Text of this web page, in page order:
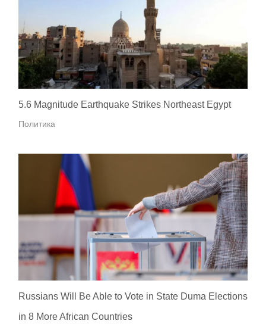
5.6 Magnitude Earthquake Strikes Northeast Egypt
Политика
Russians Will Be Able to Vote in State Duma Elections
in 8 More African Countries